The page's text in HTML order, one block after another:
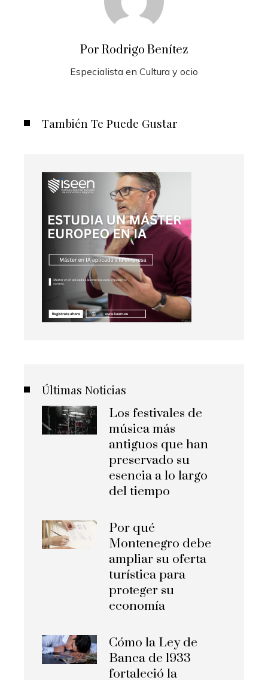
Por Rodrigo Benítez
Especialista en Cultura y ocio
También Te Puede Gustar
Últimas Noticias
Los festivales de
música más
antiguos que han
preservado su
esencia a lo largo
del tiempo
Por qué
Montenegro debe
ampliar su oferta
turística para
proteger su
economía
Cómo la Ley de
Banca de 1933
fortaleció la